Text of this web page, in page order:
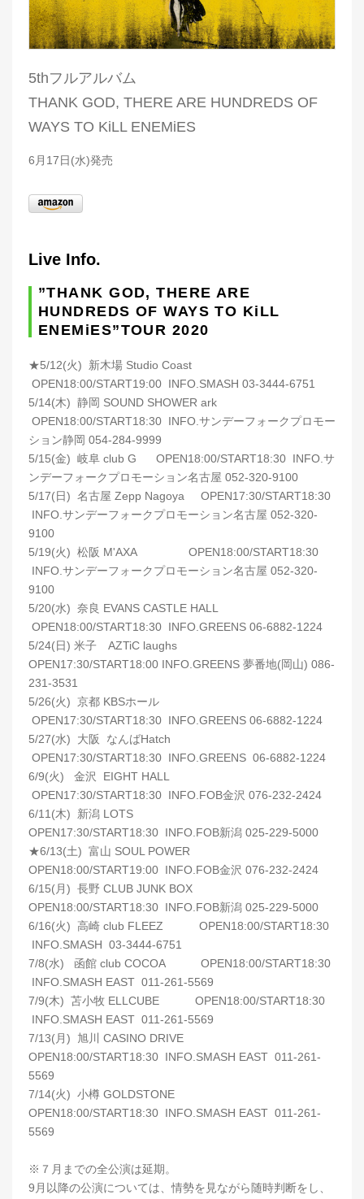
5thフルアルバム
THANK GOD, THERE ARE HUNDREDS OF
WAYS TO KiLL ENEMiES
6月17日(水)発売
Live Info.
”THANK GOD, THERE ARE
HUNDREDS OF WAYS TO KiLL
ENEMiES”TOUR 2020
★5/12(火) 新木場 Studio Coast
OPEN18:00/START19:00 INFO.SMASH 03-3444-6751
5/14(木) 静岡 SOUND SHOWER ark
OPEN18:00/START18:30 INFO.サンデーフォークプロモー
ション静岡 054-284-9999
5/15(金) 岐阜 club G OPEN18:00/START18:30 INFO.サ
ンデーフォークプロモーション名古屋 052-320-9100
5/17(日) 名古屋 Zepp Nagoya OPEN17:30/START18:30
INFO.サンデーフォークプロモーション名古屋 052-320-
9100
5/19(火) 松阪 M'AXA OPEN18:00/START18:30
INFO.サンデーフォークプロモーション名古屋 052-320-
9100
5/20(水) 奈良 EVANS CASTLE HALL
OPEN18:00/START18:30 INFO.GREENS 06-6882-1224
5/24(日) 米子 AZTiC laughs
OPEN17:30/START18:00 INFO.GREENS 夢番地(岡山) 086-
231-3531
5/26(火) 京都 KBSホール
OPEN17:30/START18:30 INFO.GREENS 06-6882-1224
5/27(水) 大阪 なんばHatch
OPEN17:30/START18:30 INFO.GREENS 06-6882-1224
6/9(火) 金沢 EIGHT HALL
OPEN17:30/START18:30 INFO.FOB金沢 076-232-2424
6/11(木) 新潟 LOTS
OPEN17:30/START18:30 INFO.FOB新潟 025-229-5000
★6/13(土) 富山 SOUL POWER
OPEN18:00/START19:00 INFO.FOB金沢 076-232-2424
6/15(月) 長野 CLUB JUNK BOX
OPEN18:00/START18:30 INFO.FOB新潟 025-229-5000
6/16(火) 高崎 club FLEEZ OPEN18:00/START18:30
INFO.SMASH 03-3444-6751
7/8(水) 函館 club COCOA OPEN18:00/START18:30
INFO.SMASH EAST 011-261-5569
7/9(木) 苫小牧 ELLCUBE OPEN18:00/START18:30
INFO.SMASH EAST 011-261-5569
7/13(月) 旭川 CASINO DRIVE
OPEN18:00/START18:30 INFO.SMASH EAST 011-261-
5569
7/14(火) 小樽 GOLDSTONE
OPEN18:00/START18:30 INFO.SMASH EAST 011-261-
5569
※７月までの全公演は延期。
9月以降の公演については、情勢を見ながら随時判断をし、